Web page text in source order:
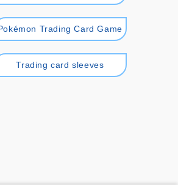
Trading Card Game
Trading card sleeves